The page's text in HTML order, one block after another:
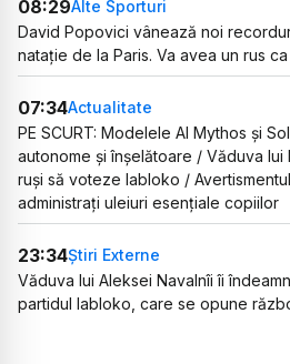
08:29Alte Sporturi
David Popovici vânează noi
natație de la Paris. Va avea un rus
07:34Actualitate
PE SCURT: Modelele AI Mythos și
autonome și înșelătoare / Văduva lui
ruși să voteze Iabloko /
administrați uleiuri esențiale copiilor
23:34Știri Externe
Văduva lui Aleksei Navalnîi îi
partidul Iabloko, care se opune